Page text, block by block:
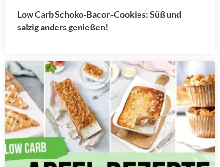
Low Carb Schoko-Bacon-Cookies: Süß und
salzig anders genießen!